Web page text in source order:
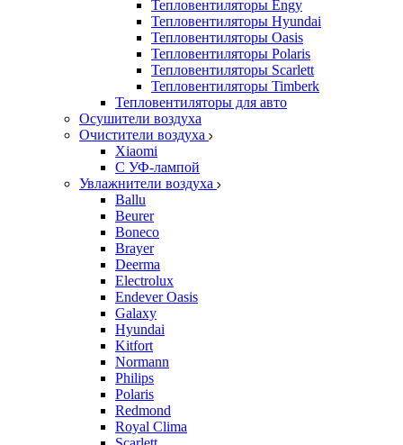
Тепловентиляторы Engy
Тепловентиляторы Hyundai
Тепловентиляторы Oasis
Тепловентиляторы Polaris
Тепловентиляторы Scarlett
Тепловентиляторы Timberk
Тепловентиляторы для авто
Осушители воздуха
Очистители воздуха
Xiaomi
С УФ-лампой
Увлажнители воздуха
Ballu
Beurer
Boneco
Brayer
Deerma
Electrolux
Endever Oasis
Galaxy
Hyundai
Kitfort
Normann
Philips
Polaris
Redmond
Royal Clima